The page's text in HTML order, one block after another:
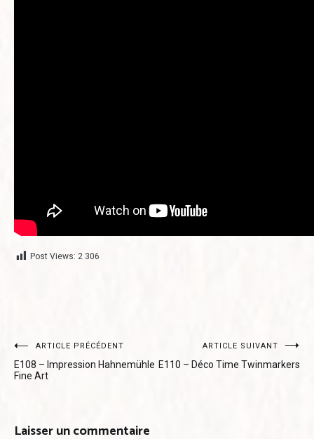
Post Views: 2 306
Navigation
de
ARTICLE PRÉCÉDENT
E108 – Impression Hahnemühle
Fine Art
ARTICLE SUIVANT
E110 – Déco Time Twinmarkers
Laisser un commentaire